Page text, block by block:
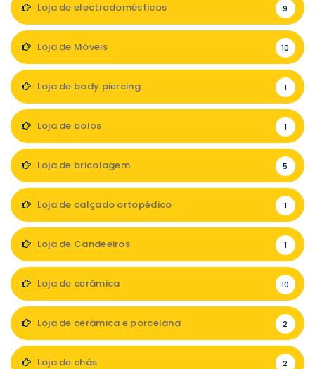
Loja de electrodomésticos 9
Loja de Móveis 10
Loja de body piercing 1
Loja de bolos 1
Loja de bricolagem 5
Loja de calçado ortopédico 1
Loja de Candeeiros 1
Loja de cerâmica 10
Loja de cerâmica e porcelana 2
Loja de chás 2